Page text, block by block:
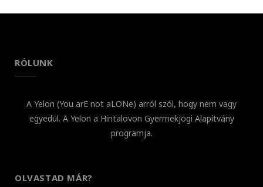
RÓLUNK
A Yelon (You arE not aLONe) arról szól, hogy nem vagy
egyedül. A Yelon a Hintalovon Gyermekjogi Alapítvány
programja.
OLVASTAD MÁR?